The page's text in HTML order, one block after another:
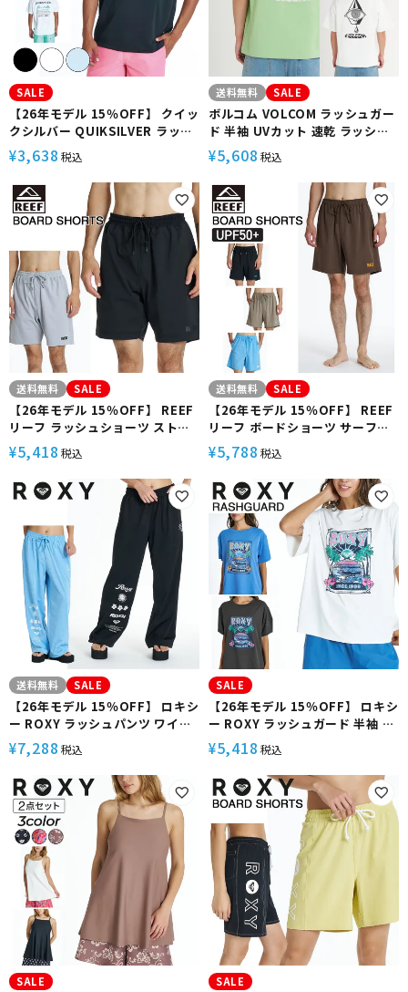
SALE
【26年モデル 15％OFF】 クイッ
クシルバー QUIKSILVER ラッシ
ュガード 半袖 ユーティリティTシ
ャツ 速乾 UPF50+ ドライタッチ
透けにくい レギュラーフィット
ビーチ TEXT LOGO SS
QLY262009
¥3,638 税込
送料無料 SALE
ボルコム VOLCOM ラッシュガー
ド 半袖 UVカット 速乾 ラッシュT
シャツ SPIRITUAL STONE SS
RASH TEE VLY262008
¥5,608 税込
送料無料 SALE
【26年モデル 15％OFF】 REEF
リーフ ラッシュショーツ ストレ
ッチ UVカット 速乾 抗菌防臭 水
陸両用 26SM RASH SHORTS
ELY262020
¥5,418 税込
送料無料 SALE
【26年モデル 15％OFF】 REEF
リーフ ボードショーツ サーフパ
ンツ ストレッチ UVカット 速乾
水陸両用 26 SM VOLLEY JAM
17SHORTS EBS262011
¥5,788 税込
送料無料 SALE
【26年モデル 15％OFF】 ロキシ
ー ROXY ラッシュパンツ ワイド
パンツ UVカット 速乾 水陸両用
リラックス HISTORICAL LOGO
LINE PANTS RLY262026
¥7,288 税込
SALE
【26年モデル 15％OFF】 ロキシ
ー ROXY ラッシュガード 半袖 オ
ーバーサイズ UVカット 速乾 塩素
対応 SUNSETTER TEE
RLY262019
¥5,418 税込
SALE SALE